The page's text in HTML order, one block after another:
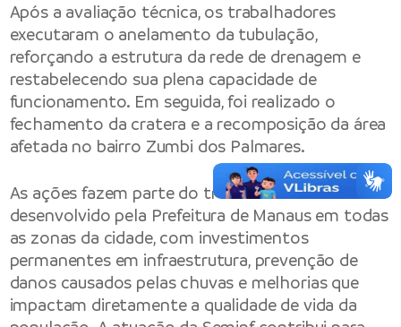
Após a avaliação técnica, os trabalhadores
executaram o anelamento da tubulação,
reforçando a estrutura da rede de drenagem e
restabelecendo sua plena capacidade de
funcionamento. Em seguida, foi realizado o
fechamento da cratera e a recomposição da área
afetada no bairro Zumbi dos Palmares.
As ações fazem parte do trabalho contínuo
desenvolvido pela Prefeitura de Manaus em todas
as zonas da cidade, com investimentos
permanentes em infraestrutura, prevenção de
danos causados pelas chuvas e melhorias que
impactam diretamente a qualidade de vida da